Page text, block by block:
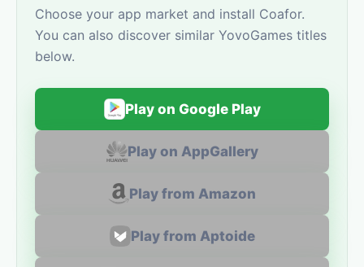
Choose your app market and install Coafor.
You can also discover similar YovoGames titles
below.
Play on Google Play
Play on AppGallery
Play from Amazon
Play from Aptoide